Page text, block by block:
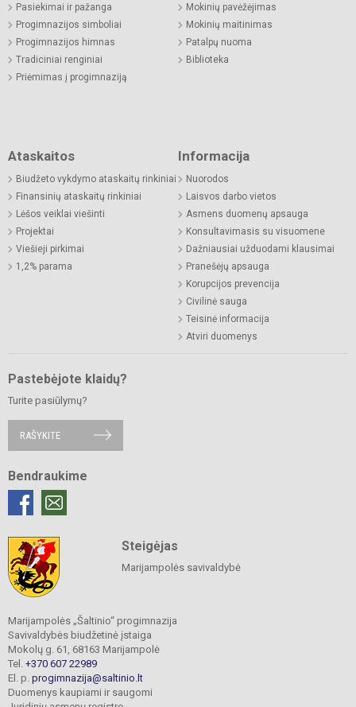
Pasiekimai ir pažanga
Progimnazijos simboliai
Progimnazijos himnas
Tradiciniai renginiai
Priėmimas į progimnaziją
Mokinių pavėžėjimas
Mokinių maitinimas
Patalpų nuoma
Biblioteka
Ataskaitos
Biudžeto vykdymo ataskaitų rinkiniai
Finansinių ataskaitų rinkiniai
Lėšos veiklai viešinti
Projektai
Viešieji pirkimai
1,2% parama
Informacija
Nuorodos
Laisvos darbo vietos
Asmens duomenų apsauga
Konsultavimasis su visuomene
Dažniausiai užduodami klausimai
Pranešėjų apsauga
Korupcijos prevencija
Civilinė sauga
Teisinė informacija
Atviri duomenys
Pastebėjote klaidų?
Turite pasiūlymų?
RAŠYKITE
Bendraukime
Steigėjas
Marijampolės savivaldybė
Marijampolės „Šaltinio“ progimnazija
Savivaldybės biudžetinė įstaiga
Mokolų g. 61, 68163 Marijampolė
Tel. +370 607 22989
El. p. progimnazija@saltinio.lt
Duomenys kaupiami ir saugomi